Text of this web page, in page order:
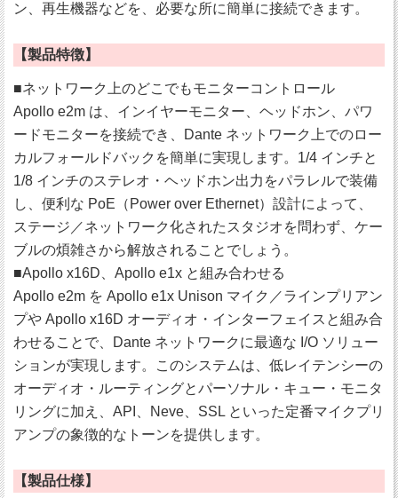
ン、再生機器などを、必要な所に簡単に接続できます。
【製品特徴】
■ネットワーク上のどこでもモニターコントロール
Apollo e2m は、インイヤーモニター、ヘッドホン、パワ
ードモニターを接続でき、Dante ネットワーク上でのロー
カルフォールドバックを簡単に実現します。1/4 インチと
1/8 インチのステレオ・ヘッドホン出力をパラレルで装備
し、便利な PoE（Power over Ethernet）設計によって、
ステージ／ネットワーク化されたスタジオを問わず、ケー
ブルの煩雑さから解放されることでしょう。
■Apollo x16D、Apollo e1x と組み合わせる
Apollo e2m を Apollo e1x Unison マイク／ラインプリアン
プや Apollo x16D オーディオ・インターフェイスと組み合
わせることで、Dante ネットワークに最適な I/O ソリュー
ションが実現します。このシステムは、低レイテンシーの
オーディオ・ルーティングとパーソナル・キュー・モニタ
リングに加え、API、Neve、SSL といった定番マイクプリ
アンプの象徴的なトーンを提供します。
【製品仕様】